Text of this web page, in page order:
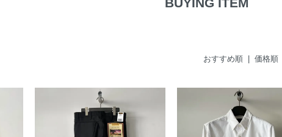
おすすめ順 |価格順